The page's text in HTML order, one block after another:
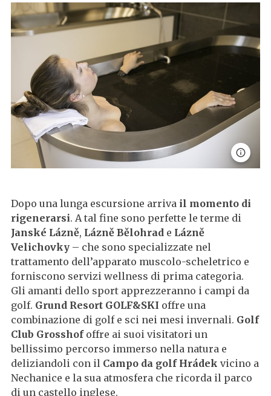
Dopo una lunga escursione arriva il momento di
rigenerarsi. A tal fine sono perfette le terme di
Janské Lázně, Lázně Bělohrad e Lázně
Velichovky – che sono specializzate nel
trattamento dell’apparato muscolo-scheletrico e
forniscono servizi wellness di prima categoria.
Gli amanti dello sport apprezzeranno i campi da
golf. Grund Resort GOLF&SKI offre una
combinazione di golf e sci nei mesi invernali. Golf
Club Grosshofoffre ai suoi visitatori un
bellissimo percorso immerso nella natura e
deliziandoli con il Campo da golf Hrádek vicino a
Nechanice e la sua atmosfera che ricorda il parco
di un castello inglese.